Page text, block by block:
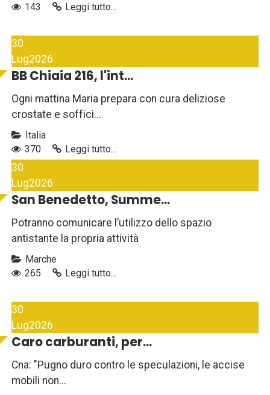
143
Leggi tutto...
30
Lug2026
BB Chiaia 216, l'int...
Ogni mattina Maria prepara con cura deliziose
crostate e soffici...
Italia
370
Leggi tutto...
30
Lug2026
San Benedetto, Summe...
Potranno comunicare l’utilizzo dello spazio
antistante la propria attività
Marche
265
Leggi tutto...
30
Lug2026
Caro carburanti, per...
Cna: "Pugno duro contro le speculazioni, le accise
mobili non...